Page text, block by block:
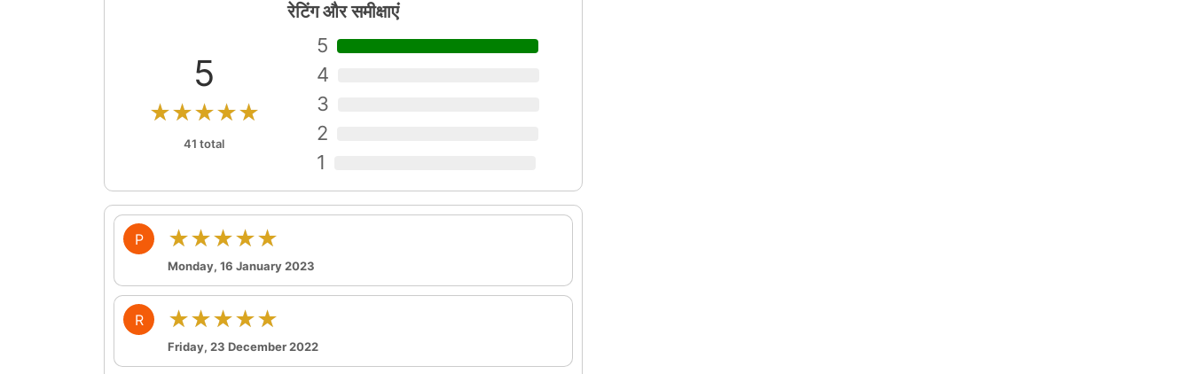
रेटिंग और समीक्षाएं
5
★★★★★
41 total
5
4
3
2
1
P ★★★★★
Monday, 16 January 2023
R ★★★★★
Friday, 23 December 2022